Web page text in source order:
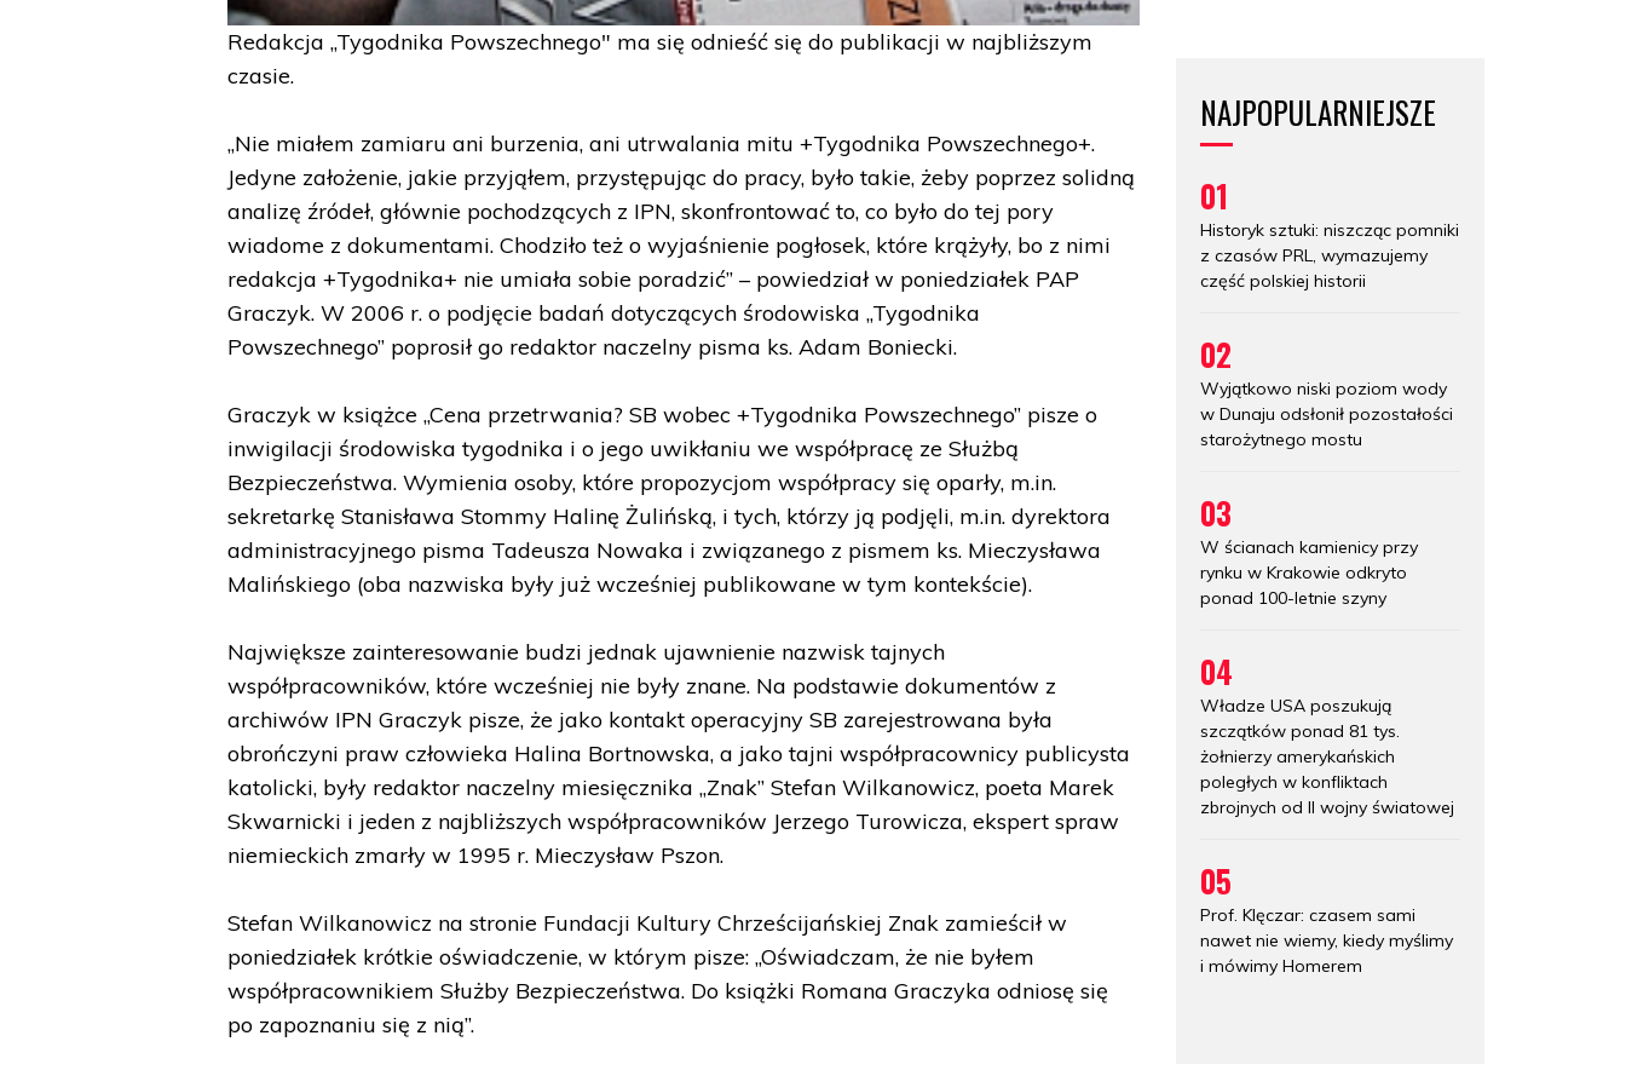
Redakcja „Tygodnika Powszechnego" ma się odnieść się do publikacji w najbliższym
czasie.
„Nie miałem zamiaru ani burzenia, ani utrwalania mitu +Tygodnika Powszechnego+.
Jedyne założenie, jakie przyjąłem, przystępując do pracy, było takie, żeby poprzez solidną
analizę źródeł, głównie pochodzących z IPN, skonfrontować to, co było do tej pory
wiadome z dokumentami. Chodziło też o wyjaśnienie pogłosek, które krążyły, bo z nimi
redakcja +Tygodnika+ nie umiała sobie poradzić” – powiedział w poniedziałek PAP
Graczyk. W 2006 r. o podjęcie badań dotyczących środowiska „Tygodnika
Powszechnego” poprosił go redaktor naczelny pisma ks. Adam Boniecki.
Graczyk w książce „Cena przetrwania? SB wobec +Tygodnika Powszechnego” pisze o
inwigilacji środowiska tygodnika i o jego uwikłaniu we współpracę ze Służbą
Bezpieczeństwa. Wymienia osoby, które propozycjom współpracy się oparły, m.in.
sekretarkę Stanisława Stommy Halinę Żulińską, i tych, którzy ją podjęli, m.in. dyrektora
administracyjnego pisma Tadeusza Nowaka i związanego z pismem ks. Mieczysława
Malińskiego (oba nazwiska były już wcześniej publikowane w tym kontekście).
Największe zainteresowanie budzi jednak ujawnienie nazwisk tajnych
współpracowników, które wcześniej nie były znane. Na podstawie dokumentów z
archiwów IPN Graczyk pisze, że jako kontakt operacyjny SB zarejestrowana była
obrończyni praw człowieka Halina Bortnowska, a jako tajni współpracownicy publicysta
katolicki, były redaktor naczelny miesięcznika „Znak” Stefan Wilkanowicz, poeta Marek
Skwarnicki i jeden z najbliższych współpracowników Jerzego Turowicza, ekspert spraw
niemieckich zmarły w 1995 r. Mieczysław Pszon.
Stefan Wilkanowicz na stronie Fundacji Kultury Chrześcijańskiej Znak zamieścił w
poniedziałek krótkie oświadczenie, w którym pisze: „Oświadczam, że nie byłem
współpracownikiem Służby Bezpieczeństwa. Do książki Romana Graczyka odniosę się
po zapoznaniu się z nią”.
NAJPOPULARNIEJSZE
01
Historyk sztuki: niszcząc pomniki
z czasów PRL, wymazujemy
część polskiej historii
02
Wyjątkowo niski poziom wody
w Dunaju odsłonił pozostałości
starożytnego mostu
03
W ścianach kamienicy przy
rynku w Krakowie odkryto
ponad 100-letnie szyny
04
Władze USA poszukują
szczątków ponad 81 tys.
żołnierzy amerykańskich
poległych w konfliktach
zbrojnych od II wojny światowej
05
Prof. Klęczar: czasem sami
nawet nie wiemy, kiedy myślimy
i mówimy Homerem